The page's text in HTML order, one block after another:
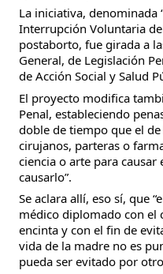
La iniciativa, denominada
Interrupción Voluntaria
postaborto, fue girada a
General, de Legislación
de Acción Social y Salud
El proyecto modifica
Penal, estableciendo
doble de tiempo que el
cirujanos, parteras o
ciencia o arte para
causarlo”.
Se aclara allí, eso sí, que
médico diplomado con el
encinta y con el fin de
vida de la madre no es
pueda ser evitado por